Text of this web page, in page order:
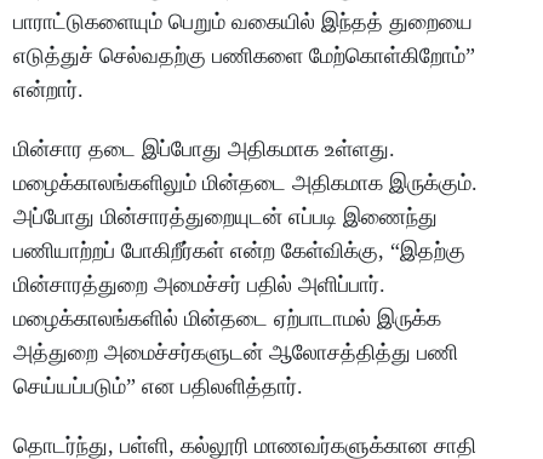
பாராட்டுகளையும் பெறும் வகையில் இந்தத் துறையை
எடுத்துச் செல்வதற்கு பணிகளை மேற்கொள்கிறோம்”
என்றார்.
மின்சார தடை இப்போது அதிகமாக உள்ளது.
மழைக்காலங்களிலும் மின்தடை அதிகமாக இருக்கும்.
அப்போது மின்சாரத்துறையுடன் எப்படி இணைந்து
பணியாற்றப் போகிறீர்கள் என்ற கேள்விக்கு, “இதற்கு
மின்சாரத்துறை அமைச்சர் பதில் அளிப்பார்.
மழைக்காலங்களில் மின்தடை ஏற்பாடாமல் இருக்க
அத்துறை அமைச்சர்களுடன் ஆலோசத்தித்து பணி
செய்யப்படும்” என பதிலளித்தார்.
தொடர்ந்து, பள்ளி, கல்லூரி மாணவர்களுக்கான சாதி